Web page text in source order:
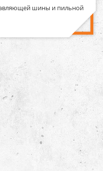
шины и пильной